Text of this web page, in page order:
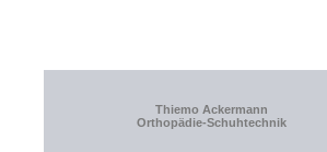
Thiemo Ackermann
Orthopädie-Schuhtechnik